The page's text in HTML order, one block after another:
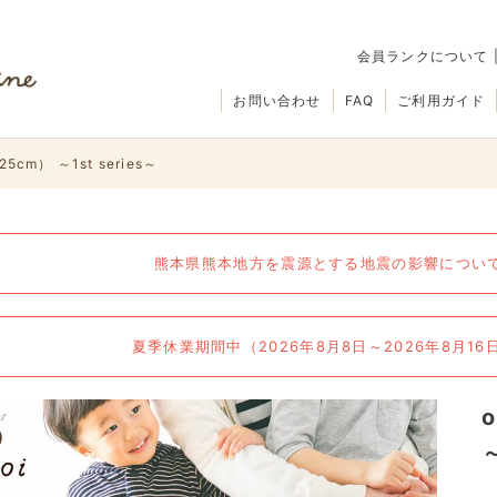
会員ランクについて
ご利用ガイド
FAQ
お問い合わせ
） ～1st series～
熊本県熊本地方を震源とする地震の影響につ
夏季休業期間中（2026年8月8日～2026年8月16